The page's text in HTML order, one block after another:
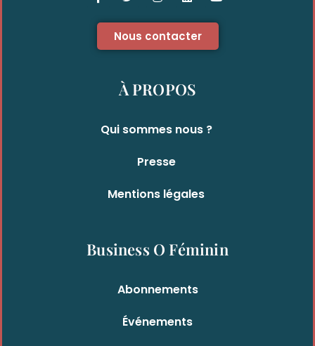
Nous contacter
À PROPOS
Qui sommes nous ?
Presse
Mentions légales
Business O Féminin
Abonnements
Événements